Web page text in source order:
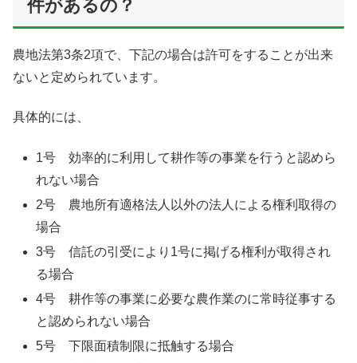
件があるの？
農地法第3条2項で、下記の場合は許可をすることが出来
ないと定められています。
具体的には、
1号 効率的に利用して耕作等の事業を行うと認めら
れない場合
2号 農地所有適格法人以外の法人による権利取得の
場合
3号 信託の引受により1号に掲げる権利が取得され
る場合
4号 耕作等の事業に必要な農作業のに常時従事する
と認められない場合
5号 下限面積制限に抵触する場合